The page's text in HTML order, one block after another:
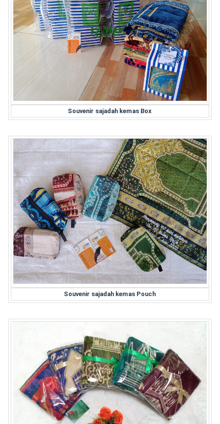
Souvenir sajadah kemas Box
Souvenir sajadah kemas Pouch